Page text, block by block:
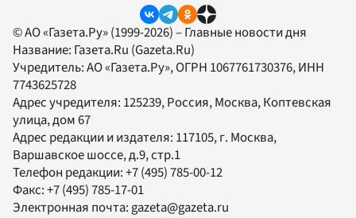
© АО «Газета.Ру» (1999-2026) – Главные новости дня
Название: Газета.Ru (Gazeta.Ru)
Учредитель:АО «Газета.Ру», ОГРН 1067761730376, ИНН
7743625728
Адрес учредителя: 125239, Россия, Москва, Коптевская
улица, дом 67
Адрес редакции и издателя: 117105, г. Москва,
Варшавское шоссе, д.9, стр.1
Телефон редакции:+7 (495) 785-00-12
Факс:+7 (495) 785-17-01
Электронная почта:gazeta@gazeta.ru